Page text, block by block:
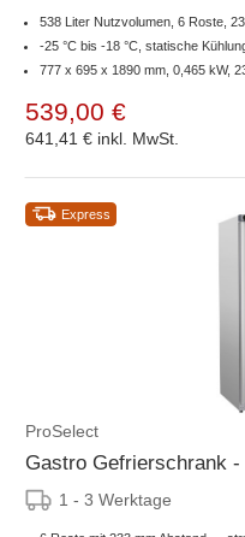
538 Liter Nutzvolumen, 6 Roste,
-25 °C bis -18 °C, statische
777 x 695 x 1890 mm, 0,465 kW,
539,00 €
641,41 € inkl. MwSt.
Express
ProSelect
Gastro Gefrierschrank
1 - 3 Werktage